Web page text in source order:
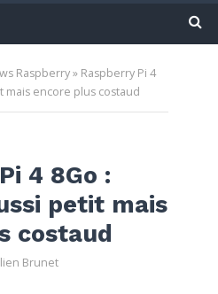
Raspberry» Raspberry Pi 4
mais encore plus costaud
4 8Go :
petit mais
costaud
Brunet